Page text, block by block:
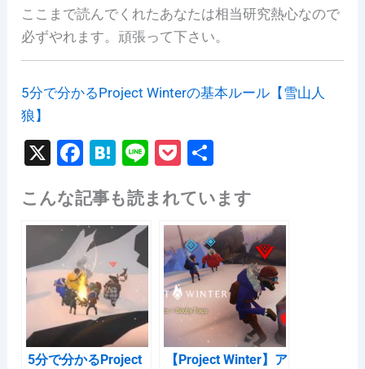
ここまで読んでくれたあなたは相当研究熱心なので
必ずやれます。頑張って下さい。
5分で分かるProject Winterの基本ルール【雪山人
狼】
X
F
c
e
b
o
o
k
H
e
n
a
Li
e
P
c
k
et
こんな記事も読まれています
5分で分かるProject
【Project Winter】ア